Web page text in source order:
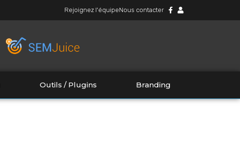
Rejoignez l'équipeNous contacter
Outils / Plugins Branding